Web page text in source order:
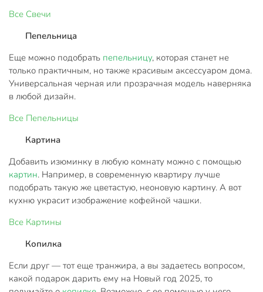
Все Свечи
Пепельница
Еще можно подобрать пепельницу, которая станет не
только практичным, но также красивым аксессуаром дома.
Универсальная черная или прозрачная модель наверняка
в любой дизайн.
Все Пепельницы
Картина
Добавить изюминку в любую комнату можно с помощью
картин. Например, в современную квартиру лучше
подобрать такую же цветастую, неоновую картину. А вот
кухню украсит изображение кофейной чашки.
Все Картины
Копилка
Если друг — тот еще транжира, а вы задаетесь вопросом,
какой подарок дарить ему на Новый год 2025, то